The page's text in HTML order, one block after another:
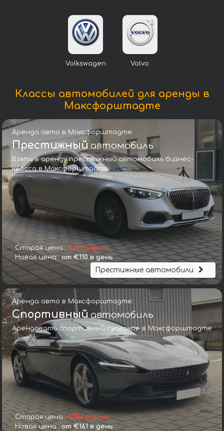
Volkswagen Volvo
Классы автомобилей для аренды в
Максфорштадте
Аренда авто в Максфорштадте:
Престижныйавтомобиль
Взять в аренду престижный автомобиль бизнес-
класса в Максфорштадте
Старая цена : €127 в день
Новая цена :от €110 в день
Престижные автомобили
Аренда авто в Максфорштадте:
Спортивныйавтомобиль
Арендовать спортивный суперкар в Максфорштадте
Старая цена :€186 в день
Новая цена : от €161 в день